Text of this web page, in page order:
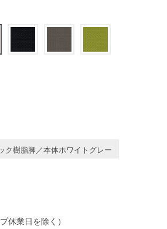
休業日を除く）
ク樹脂脚／本体ホワイトグレー